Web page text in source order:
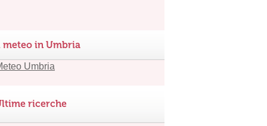
meteo in Umbria
ricerche